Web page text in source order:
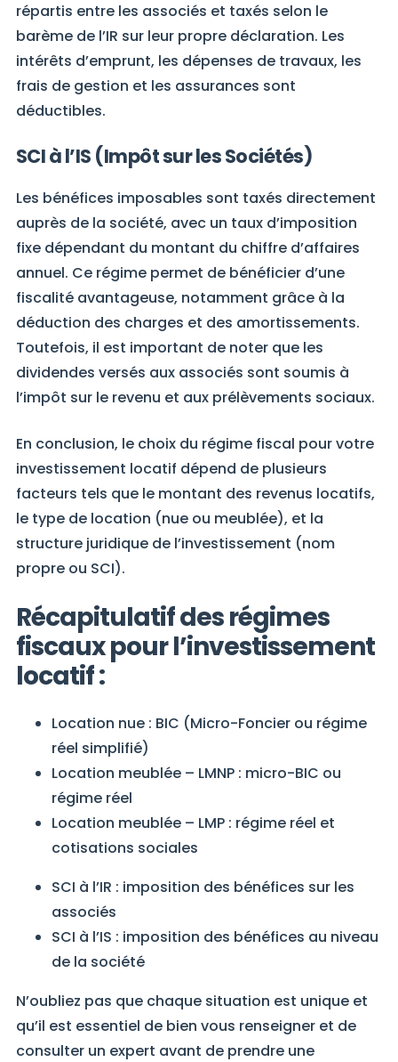
répartis entre les associés et taxés selon le
barème de l’IR sur leur propre déclaration. Les
intérêts d’emprunt, les dépenses de travaux, les
frais de gestion et les assurances sont
déductibles.
SCI à l’IS (Impôt sur les Sociétés)
Les bénéfices imposables sont taxés directement
auprès de la société, avec un taux d’imposition
fixe dépendant du montant du chiffre d’affaires
annuel. Ce régime permet de bénéficier d’une
fiscalité avantageuse, notamment grâce à la
déduction des charges et des amortissements.
Toutefois, il est important de noter que les
dividendes versés aux associés sont soumis à
l’impôt sur le revenu et aux prélèvements sociaux.
En conclusion, le choix du régime fiscal pour votre
investissement locatif dépend de plusieurs
facteurs tels que le montant des revenus locatifs,
le type de location (nue ou meublée), et la
structure juridique de l’investissement (nom
propre ou SCI).
Récapitulatif des régimes
fiscaux pour l’investissement
locatif :
Location nue : BIC (Micro-Foncier ou régime
réel simplifié)
Location meublée – LMNP : micro-BIC ou
régime réel
Location meublée – LMP : régime réel et
cotisations sociales
SCI à l’IR : imposition des bénéfices sur les
associés
SCI à l’IS : imposition des bénéfices au niveau
de la société
N’oubliez pas que chaque situation est unique et
qu’il est essentiel de bien vous renseigner et de
consulter un expert avant de prendre une